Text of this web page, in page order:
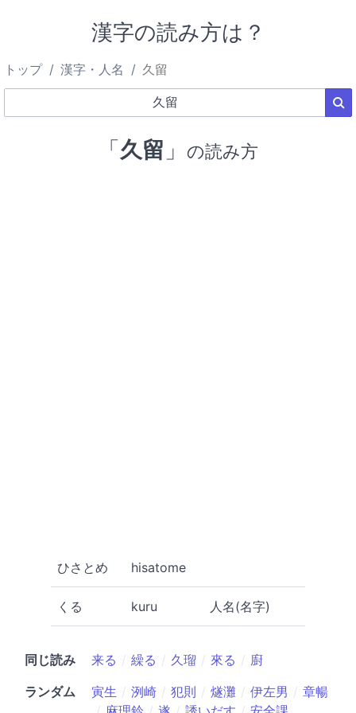
漢字の読み方は？
トップ 漢字・人名 久留
「久留 」 の読み方
ひさとめ hisatome
くる kuru 人名(名字)
同じ読み 来る 繰る 久瑠 來る
廚
ランダム
寅生 洌崎 犯則 燧灘 伊左男
章暢